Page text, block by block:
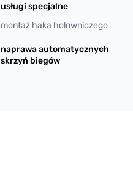
usługi specjalne
montaż haka holowniczego
naprawa automatycznych
skrzyń biegów